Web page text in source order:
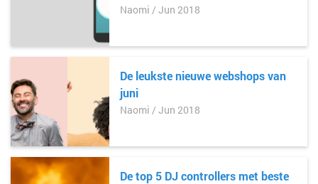
Naomi / Jun 2018
De leukste nieuwe webshops van
juni
Naomi / Jun 2018
De top 5 DJ controllers met beste